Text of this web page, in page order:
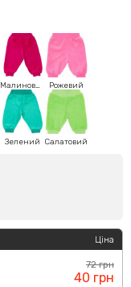
Малиновий Рожевий
Зелений Салатовий
Ціна
72 грн
40 грн